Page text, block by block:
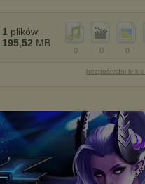
0
0
0
1 plików
195,52 MB
bezpośredni link